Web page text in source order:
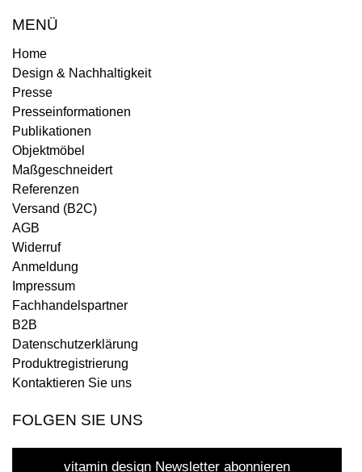
MENÜ
Home
Design & Nachhaltigkeit
Presse
Presseinformationen
Publikationen
Objektmöbel
Maßgeschneidert
Referenzen
Versand (B2C)
AGB
Widerruf
Anmeldung
Impressum
Fachhandelspartner
B2B
Datenschutzerklärung
Produktregistrierung
Kontaktieren Sie uns
FOLGEN SIE UNS
vitamin design Newsletter abonnieren